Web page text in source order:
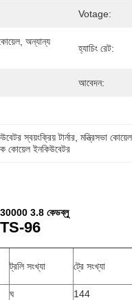
Votage:
অন্যান্য
হ্যাচিং রেট:
আবেদন:
স্বয়ংক্রিয় টার্নার , মন্ত্রিসভা
কোয়েল ইনকিউবেটর
30000 3.8 কেডব্লু
96
ট্রলি সংখ্যা ট্রে সংখ্যা
ঘ 144